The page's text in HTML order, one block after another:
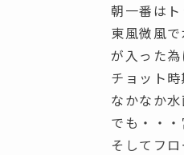
朝一番は
東風微風
が入った為
チョット
なかなか水
でも・・
そしてフ